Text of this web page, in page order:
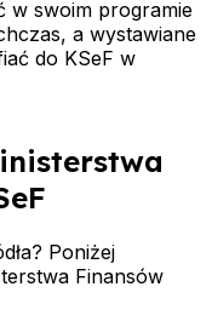
w swoim programie
a wystawiane
do KSeF w
Poniżej
Finansów